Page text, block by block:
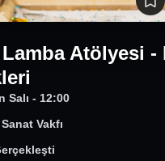
Atölyesi -
Salı - 12:00
Sanat Vakfı